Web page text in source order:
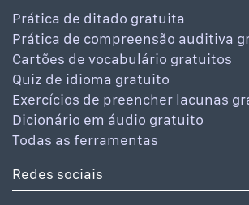
Prática de ditado gratuita
Prática de compreensão auditiva
Cartões de vocabulário gratuitos
Quiz de idioma gratuito
Exercícios de preencher lacunas
Dicionário em áudio gratuito
Todas as ferramentas
Redes sociais